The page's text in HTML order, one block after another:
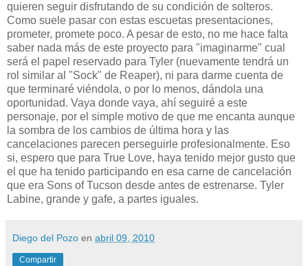
quieren seguir disfrutando de su condición de solteros.
Como suele pasar con estas escuetas presentaciones,
prometer, promete poco. A pesar de esto, no me hace falta
saber nada más de este proyecto para "imaginarme" cual
será el papel reservado para Tyler (nuevamente tendrá un
rol similar al "Sock" de Reaper), ni para darme cuenta de
que terminaré viéndola, o por lo menos, dándola una
oportunidad. Vaya donde vaya, ahí seguiré a este
personaje, por el simple motivo de que me encanta aunque
la sombra de los cambios de última hora y las
cancelaciones parecen perseguirle profesionalmente. Eso
si, espero que para True Love, haya tenido mejor gusto que
el que ha tenido participando en esa carne de cancelación
que era Sons of Tucson desde antes de estrenarse. Tyler
Labine, grande y gafe, a partes iguales.
Diego del Pozo en abril 09, 2010
Compartir